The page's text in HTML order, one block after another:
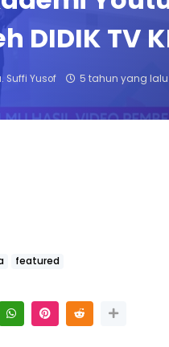
DIDIK TV
Suffi Yusof 5 tahun yang lalu
featured